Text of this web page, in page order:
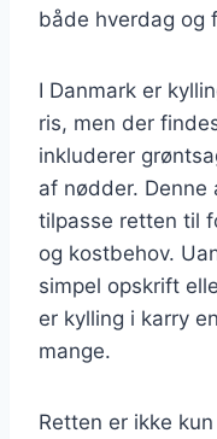
både hverdag og
I Danmark er
ris, men der
inkluderer
af nødder.
tilpasse retten til
og kostbehov.
simpel opskrift
er kylling i karry
mange.
Retten er ikke